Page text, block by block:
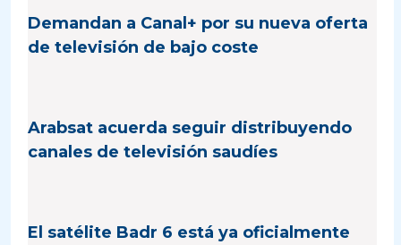
Demandan a Canal+ por su nueva oferta
de televisión de bajo coste
Arabsat acuerda seguir distribuyendo
canales de televisión saudíes
El satélite Badr 6 está ya oficialmente